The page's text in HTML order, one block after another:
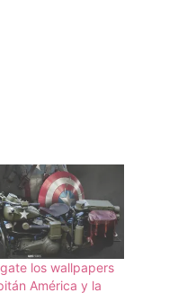
los wallpapers
América y la